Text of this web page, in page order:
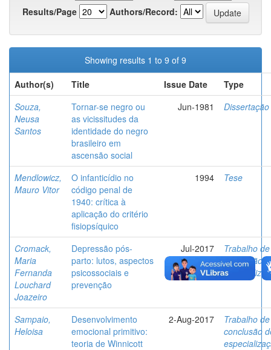
Results/Page
Authors/Record:
Showing results 1 to 9 of 9
Author(s)
Title Issue Date
Type
Souza,
Neusa
Santos
Tornar-se negro ou
as vicissitudes da
identidade do negro
brasileiro em
ascensão social
Jun-1981 Dissertação
Mendlowicz,
Mauro Vitor
O infanticídio no
código penal de
1940: crítica à
aplicação do critério
fisiopsíquico
1994 Tese
Cromack,
Maria
Fernanda
Louchard
Joazeiro
Depressão pós-
parto: lutos, aspectos
psicossociais e
prevenção
Jul-2017
Trabalho de
conclusão
Sampaio,
Heloisa
Desenvolvimento
emocional primitivo:
teoria de Winnicott
2-Aug-2017
Trabalho de
conclusão